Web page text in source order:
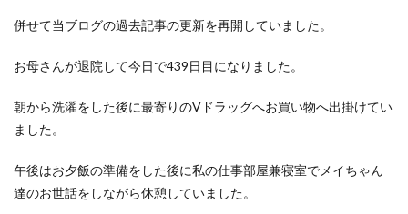
併せて当ブログの過去記事の更新を再開していました。
お母さんが退院して今日で439日目になりました。
朝から洗濯をした後に最寄りのVドラッグへお買い物へ出掛けてい
ました。
午後はお夕飯の準備をした後に私の仕事部屋兼寝室でメイちゃん
達のお世話をしながら休憩していました。